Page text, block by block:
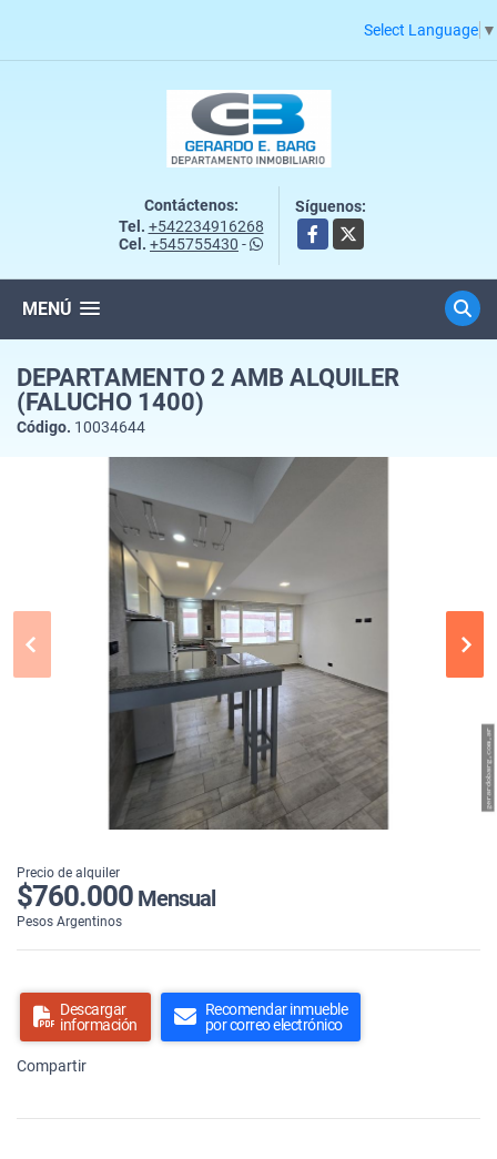
Select Language ▼
Contáctenos:
Tel. +542234916268
Cel. +545755430 -
Síguenos:
Facebook
X
MENÚ
DEPARTAMENTO 2 AMB ALQUILER
(FALUCHO 1400)
Código. 10034644
Precio de alquiler
$760.000 Mensual
Pesos Argentinos
Descargar
información
Recomendar inmueble
por correo electrónico
Compartir